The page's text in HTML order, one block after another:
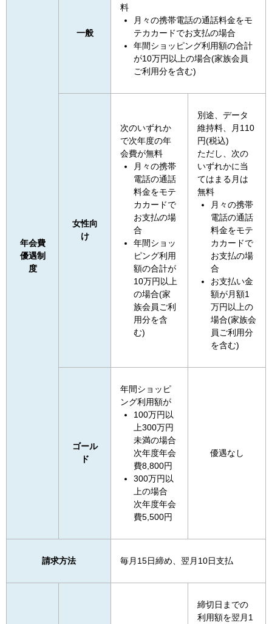
年会費
優遇制
度
一般
料
月々の携帯電話の通話料金をモ
テカカードでお支払の場合
年間ショッピング利用額の合計
が10万円以上の場合(家族会員
ご利用分を含む)
女性向
け
次のいずれか
で次年度の年
会費が無料
月々の携帯
電話の通話
料金をモテ
カカードで
お支払の場
合
年間ショッ
ピング利用
額の合計が
10万円以上
の場合(家
族会員ご利
用分を含
む)
別途、データ
維持料、月110
円(税込)
ただし、次の
いずれかに当
てはまる月は
無料
月々の携帯
電話の通話
料金をモテ
カカードで
お支払の場
合
お支払い金
額が月額1
万円以上の
場合(家族会
員ご利用分
を含む)
ゴール
ド
年間ショッピ
ング利用額が
100万円以
上300万円
未満の場合
次年度年会
費8,800円
300万円以
上の場合
次年度年会
費5,500円
優遇なし
請求方法 毎月15日締め、翌月10日支払
締切日までの
利用額を翌月1